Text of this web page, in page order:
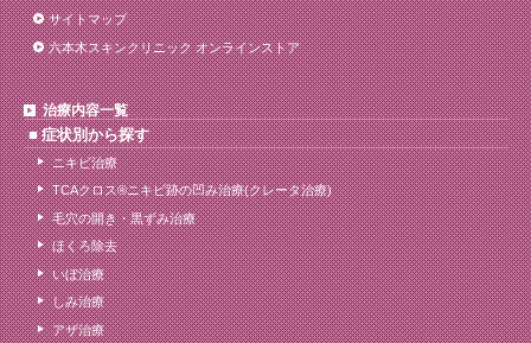
サイトマップ
六本木スキンクリニック オンラインストア
治療内容一覧
症状別から探す
ニキビ治療
TCAクロス®ニキビ跡の凹み治療(クレータ治療)
毛穴の開き・黒ずみ治療
ほくろ除去
いぼ治療
しみ治療
アザ治療